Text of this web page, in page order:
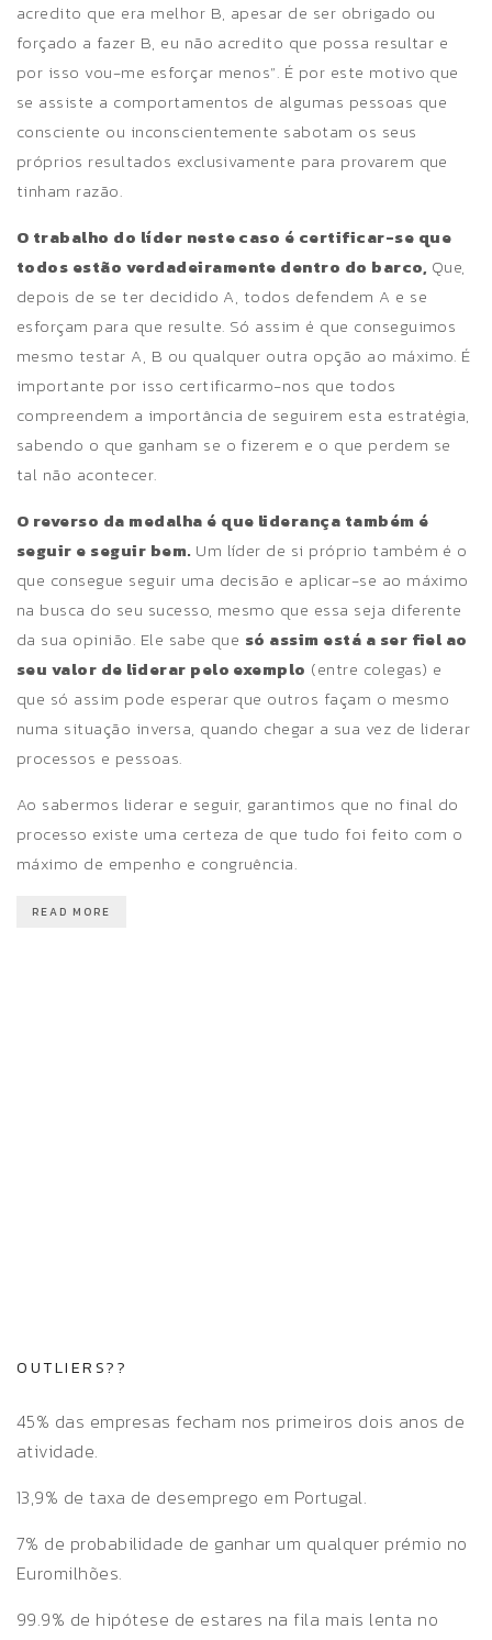
acredito que era melhor B, apesar de ser obrigado ou
forçado a fazer B, eu não acredito que possa resultar e
por isso vou-me esforçar menos”. É por este motivo que
se assiste a comportamentos de algumas pessoas que
consciente ou inconscientemente sabotam os seus
próprios resultados exclusivamente para provarem que
tinham razão.
O trabalho do líder neste caso é certificar-se que
todos estão verdadeiramente dentro do barco, Que,
depois de se ter decidido A, todos defendem A e se
esforçam para que resulte. Só assim é que conseguimos
mesmo testar A, B ou qualquer outra opção ao máximo. É
importante por isso certificarmo-nos que todos
compreendem a importância de seguirem esta estratégia,
sabendo o que ganham se o fizerem e o que perdem se
tal não acontecer.
O reverso da medalha é que liderança também é
seguir e seguir bem. Um líder de si próprio também é o
que consegue seguir uma decisão e aplicar-se ao máximo
na busca do seu sucesso, mesmo que essa seja diferente
da sua opinião. Ele sabe que só assim está a ser fiel ao
seu valor de liderar pelo exemplo (entre colegas) e
que só assim pode esperar que outros façam o mesmo
numa situação inversa, quando chegar a sua vez de liderar
processos e pessoas.
Ao sabermos liderar e seguir, garantimos que no final do
processo existe uma certeza de que tudo foi feito com o
máximo de empenho e congruência.
READ MORE
OUTLIERS??
45% das empresas fecham nos primeiros dois anos de
atividade.
13,9% de taxa de desemprego em Portugal.
7% de probabilidade de ganhar um qualquer prémio no
Euromilhões.
99.9% de hipótese de estares na fila mais lenta no